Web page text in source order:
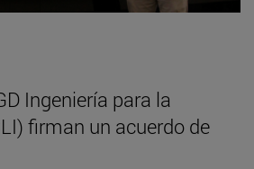
Ingeniería para la
firman un acuerdo de